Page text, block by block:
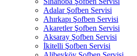
Adalar Şofben Servisi
Ahırkapı Şofben Servisi
Akaretler Şofben Servisi
Aksaray Şofben Servisi
İkitelli Şofben Servisi